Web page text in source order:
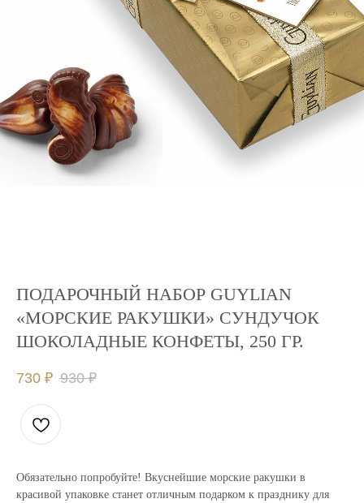
ПОДАРОЧНЫЙ НАБОР GUYLIAN
«МОРСКИЕ РАКУШКИ» СУНДУЧОК
ШОКОЛАДНЫЕ КОНФЕТЫ, 250 ГР.
730 ₽ 930 ₽
Обязательно попробуйте! Вкуснейшие морские ракушки в
красивой упаковке станет отличным подарком к празднику для